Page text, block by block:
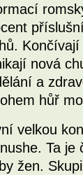
nová
a
hůř
velkou
Ta je
žen.